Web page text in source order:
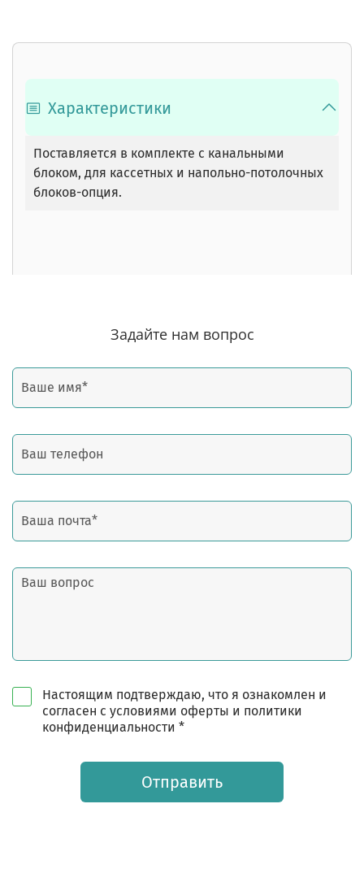
Характеристики
Поставляется в комплекте с канальными
блоком, для кассетных и напольно-потолочных
блоков-опция.
Задайте нам вопрос
Настоящим подтверждаю, что я ознакомлен и
согласен с условиями оферты и политики
конфиденциальности *
Отправить